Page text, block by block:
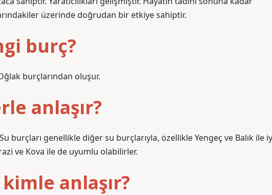
üzerinde doğrudan bir etkiye sahiptir.
burç?
burçlarından oluşur.
anlaşır?
burçları genellikle diğer su burçlarıyla, özellikle Yengeç ve Balık ile
ve Kova ile de uyumlu olabilirler.
anlaşır?